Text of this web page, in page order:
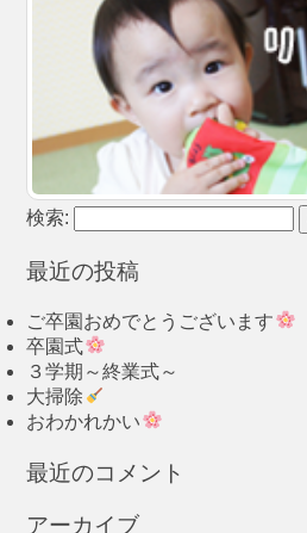
検索:
最近の投稿
ご卒園おめでとうございます
卒園式
３学期～終業式～
大掃除
おわかれかい
最近のコメント
アーカイブ